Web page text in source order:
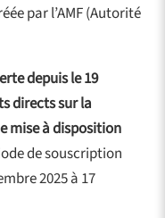
par l’AMF (Autorité
depuis le 19
directs sur la
mise à disposition
de souscription
2025 à 17